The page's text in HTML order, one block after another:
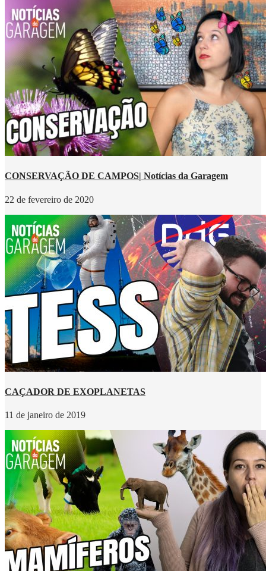
CONSERVAÇÃO DE CAMPOS| Notícias da Garagem
22 de fevereiro de 2020
CAÇADOR DE EXOPLANETAS
11 de janeiro de 2019